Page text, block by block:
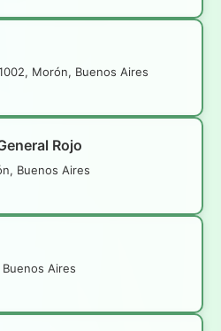
Morón, Buenos Aires
Rojo
Buenos Aires
Aires